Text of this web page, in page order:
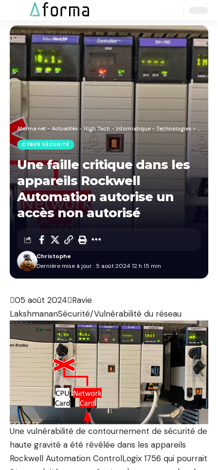
Resizer
Aforma.net - Actualités - High Tech - Informatique - Technologies > Blog
CYBER SÉCURITÉ
Une faille critique dans les
appareils Rockwell
Automation autorise un
accès non autorisé
Dernière mise à jour : 5 août 2024 12 h 15 min
Christophe
05 août 2024Ravie
LakshmananSécurité/Vulnérabilité du réseau
Une vulnérabilité de contournement de sécurité de
haute gravité a été révélée dans les appareils
Rockwell Automation ControlLogix 1756 qui pourrait